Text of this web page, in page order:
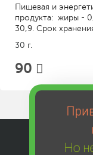
Но
Пищевая и
продукта: жиры -
30,9. Срок
30 г.
90